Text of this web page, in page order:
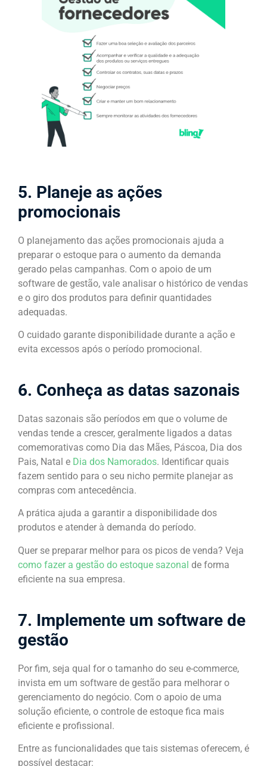
5. Planeje as ações
promocionais
O planejamento das ações promocionais ajuda a
preparar o estoque para o aumento da demanda
gerado pelas campanhas. Com o apoio de um
software de gestão, vale analisar o histórico de vendas
e o giro dos produtos para definir quantidades
adequadas.
O cuidado garante disponibilidade durante a ação e
evita excessos após o período promocional.
6. Conheça as datas sazonais
Datas sazonais são períodos em que o volume de
vendas tende a crescer, geralmente ligados a datas
comemorativas como Dia das Mães, Páscoa, Dia dos
Pais, Natal e Dia dos Namorados. Identificar quais
fazem sentido para o seu nicho permite planejar as
compras com antecedência.
A prática ajuda a garantir a disponibilidade dos
produtos e atender à demanda do período.
Quer se preparar melhor para os picos de venda? Veja
como fazer a gestão do estoque sazonal de forma
eficiente na sua empresa.
7. Implemente um software de
gestão
Por fim, seja qual for o tamanho do seu e-commerce,
invista em um software de gestão para melhorar o
gerenciamento do negócio. Com o apoio de uma
solução eficiente, o controle de estoque fica mais
eficiente e profissional.
Entre as funcionalidades que tais sistemas oferecem, é
possível destacar: